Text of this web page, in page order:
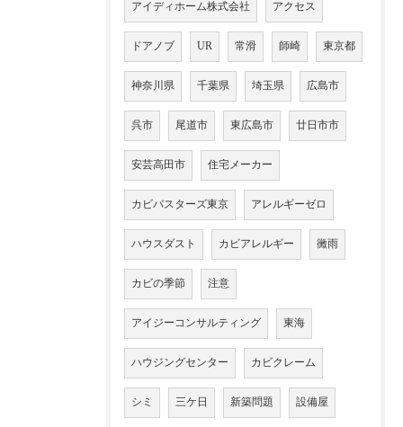
アイディホーム株式会社 アクセス
ドアノブ UR 常滑 師崎 東京都
神奈川県 千葉県 埼玉県 広島市
呉市 尾道市 東広島市 廿日市市
安芸高田市 住宅メーカー
カビバスターズ東京 アレルギーゼロ
ハウスダスト カビアレルギー 黴雨
カビの季節 注意
アイジーコンサルティング 東海
ハウジングセンター カビクレーム
シミ 三ケ日 新築問題 設備屋